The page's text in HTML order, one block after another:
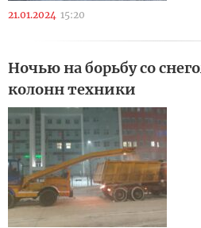
21.01.2024 15:20
Ночью на борьбу со
колонн техники